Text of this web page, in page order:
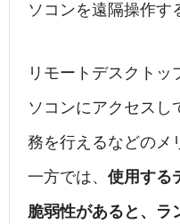
ソコンを遠隔操作す
リモートデスクト
ソコンにアクセスし
務を行えるなどのメ
一方では、 使用する
脆弱性があると、ラ